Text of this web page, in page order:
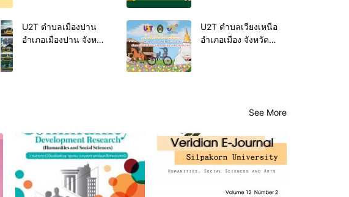
U2T ตำบลเมืองปาน
อำเภอเมืองปาน จังหวัด
U2T ตำบลเวียงเหนือ
อำเภอเมือง จังหวัด
See More